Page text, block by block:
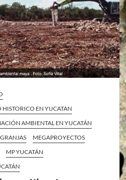
EN YUCATAN
AMBIENTAL EN YUCATÁN
MEGAPROYECTOS
MP YUCATÁN